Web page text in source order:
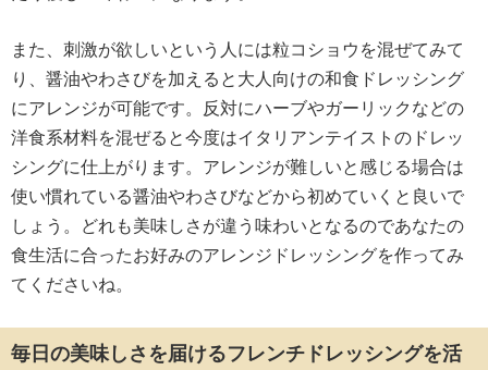
また、刺激が欲しいという人には粒コショウを混ぜてみて
り、醤油やわさびを加えると大人向けの和食ドレッシング
にアレンジが可能です。反対にハーブやガーリックなどの
洋食系材料を混ぜると今度はイタリアンテイストのドレッ
シングに仕上がります。アレンジが難しいと感じる場合は
使い慣れている醤油やわさびなどから初めていくと良いで
しょう。どれも美味しさが違う味わいとなるのであなたの
食生活に合ったお好みのアレンジドレッシングを作ってみ
てくださいね。
毎日の美味しさを届けるフレンチドレッシングを活